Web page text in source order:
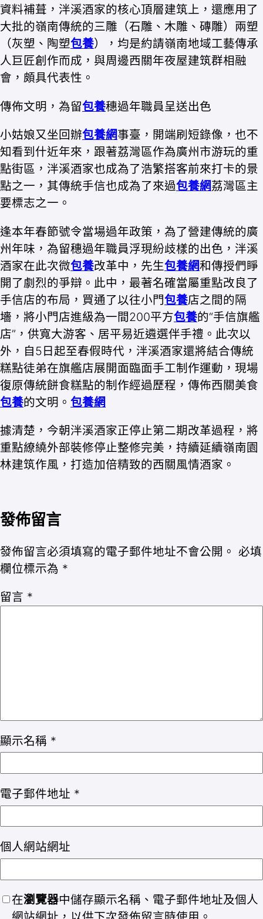
資料補葺，泮溪酒家的核心頂層建筑上，還應用了
大批的嶺南傳統的三雕（石雕、木雕、磚雕）兩塑
（灰塑、陶塑包養），均是約請嶺南地域工藝傳承
人巨匠創作而成，與周邊西關年夜屋建筑群相融
會，頗具代表性。
傳佈文明，為留包養穗過年職員呈送出色
小姑娘又坐回辦包養網事臺，開端刷短錄像，也不
知看到什近年來，跟著荔灣區作為廣州市游玩的重
點街區，泮溪酒家也成為了浩繁搭客前來打卡的景
點之一，其傳統手信也成為了來過包養網荔灣區主
要標志之一。
逢本年春節號令當場過年政策，為了營建傳統的廣
州年味，為留穗過年職員浮現紛歧樣的出色，泮溪
酒家在此次微包養改革中，先生包養網和傳授們睜
開了劇烈的爭辯。此中，最著名確當屬重點改良了
手信店的布局，買通了以往小門包養店之間的隔
墻，將小門店進級為一間200平方包養的“手信旗艦
店”，供寬大游客、居平易近遴選伴手禮。此次以
外，自5日起至春假時代，泮溪酒家還將結合傳統
糕點徒弟在旗艦店展開面臨面手工制作運動，現場
復原傳統餅食糕點的制作經過歷程，傳佈西關美食
包養的文明。 包養網
據清楚，今朝泮溪酒家正停止第二期改革過程，將
重點繚繞外部裝修停止整修完美，持續延續嶺南園
林建筑作風，打造加倍精致的西關風情酒家。
發佈留言
發佈留言必須填寫的電子郵件地址不會公開。 必填
欄位標示為 *
留言 *
顯示名稱 *
電子郵件地址 *
個人網站網址
在瀏覽器中儲存顯示名稱、電子郵件地址及個人